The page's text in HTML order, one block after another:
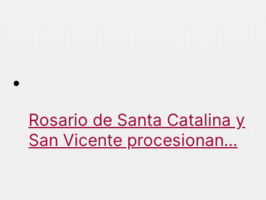
Rosario de Santa Catalina y
San Vicente procesionan…